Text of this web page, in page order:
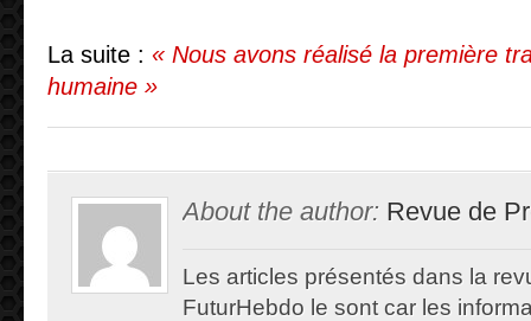
La suite : « Nous avons réalisé la première
humaine »
About the author: Revue de
Les articles présentés dans la
FuturHebdo le sont car les